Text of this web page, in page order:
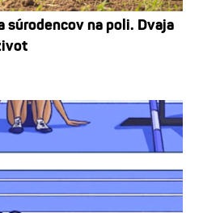
súrodencov na poli. Dvaja